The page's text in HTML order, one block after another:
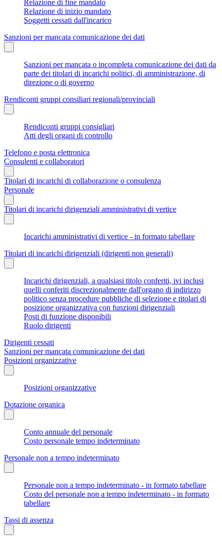
Relazione di fine mandato
Relazione di inizio mandato
Soggetti cessati dall'incarico
Sanzioni per mancata comunicazione dei dati
Sanzioni per mancata o incompleta comunicazione dei dati da
parte dei titolari di incarichi politici, di amministrazione, di
direzione o di governo
Rendiconti gruppi consiliari regionali/provinciali
Rendiconti gruppi consigliari
Atti degli organi di controllo
Telefono e posta elettronica
Consulenti e collaboratori
Titolari di incarichi di collaborazione o consulenza
Personale
Titolari di incarichi dirigenziali amministrativi di vertice
Incarichi amministrativi di vertice - in formato tabellare
Titolari di incarichi dirigenziali (dirigenti non generali)
Incarichi dirigenziali, a qualsiasi titolo conferiti, ivi inclusi
quelli conferiti discrezionalmente dall'organo di indirizzo
politico senza procedure pubbliche di selezione e titolari di
posizione organizzativa con funzioni dirigenziali
Posti di funzione disponibili
Ruolo dirigenti
Dirigenti cessati
Sanzioni per mancata comunicazione dei dati
Posizioni organizzative
Posizioni organizzative
Dotazione organica
Conto annuale del personale
Costo personale tempo indeterminato
Personale non a tempo indeterminato
Personale non a tempo indeterminato - in formato tabellare
Costo del personale non a tempo indeterminato - in formato
tabellare
Tassi di assenza